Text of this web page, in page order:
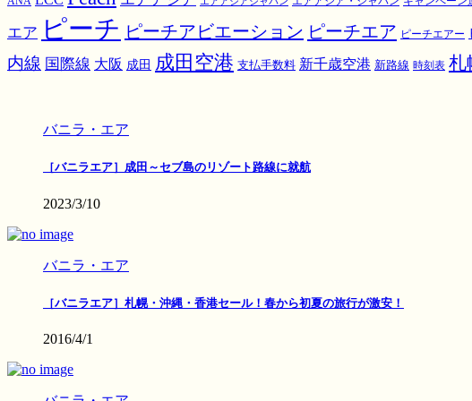
エア ピーチ ピーチアビエーション ピーチエア ピーチエアー
内線 国際線 大阪 成田 成田空港 支払手数料 新千歳空港 新路線 時刻表 札
バニラ・エア
［バニラエア］成田～セブ島のリゾート路線に就航
2023/3/10
バニラ・エア
［バニラエア］札幌・沖縄・香港セール！春から初夏の旅行が激安！
2016/4/1